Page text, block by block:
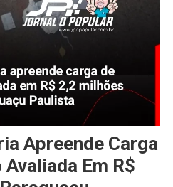
Apreende Carga
Em R$